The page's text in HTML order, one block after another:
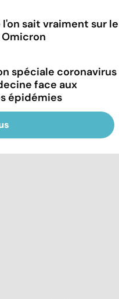
l'on sait vraiment sur le
spéciale coronavirus
face aux
épidémies